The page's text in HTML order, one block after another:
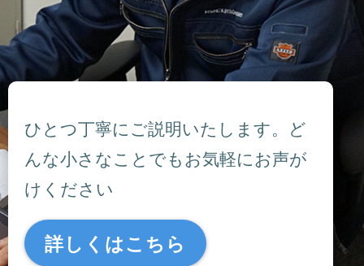
ひとつ丁寧にご説明いたします。ど
んな小さなことでもお気軽にお声が
けください
詳しくはこちら